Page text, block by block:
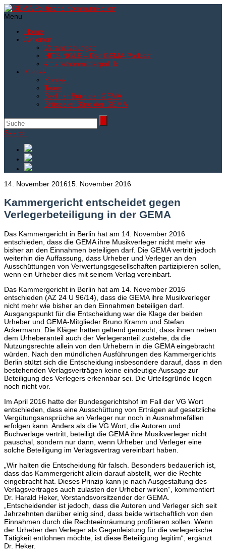
Menu
Home
Aktionen
Veranstaltungen
HITSINGLE – Der GEMA-Podcast
#marathonmitderpolitik
Kontakt
Kontakt
Team
Berliner Büro der GEMA
Brüsseler Büro der GEMA
Search
14. November 201615. November 2016
Kammergericht entscheidet gegen
Verlegerbeteiligung in der GEMA
Das Kammergericht in Berlin hat am 14. November 2016
entschieden, dass die GEMA ihre Musikverleger nicht mehr wie
bisher an den Einnahmen beteiligen darf. Die GEMA vertritt jedoch
weiterhin die Auffassung, dass Urheber und Verleger an den
Ausschüttungen von Verwertungsgesellschaften partizipieren sollen,
wenn ein Urheber dies mit seinem Verlag vereinbart.
Das Kammergericht in Berlin hat am 14. November 2016
entschieden (AZ 24 U 96/14), dass die GEMA ihre Musikverleger
nicht mehr wie bisher an den Einnahmen beteiligen darf.
Ausgangspunkt für die Entscheidung war die Klage der beiden
Urheber und GEMA-Mitglieder Bruno Kramm und Stefan
Ackermann. Die Kläger hatten geltend gemacht, dass ihnen neben
dem Urheberanteil auch der Verlegeranteil zustehe, da die
Nutzungsrechte allein von den Urhebern in die GEMA eingebracht
würden. Nach den mündlichen Ausführungen des Kammergerichts
Berlin stützt sich die Entscheidung insbesondere darauf, dass in den
bestehenden Verlagsverträgen keine eindeutige Aussage zur
Beteiligung des Verlegers erkennbar sei. Die Urteilsgründe liegen
noch nicht vor.
Im April 2016 hatte der Bundesgerichtshof im Fall der VG Wort
entschieden, dass eine Ausschüttung von Erträgen auf gesetzliche
Vergütungsansprüche an Verleger nur noch in Ausnahmefällen
erfolgen kann. Anders als die VG Wort, die Autoren und
Buchverlage vertritt, beteiligt die GEMA ihre Musikverleger nicht
pauschal, sondern nur dann, wenn Urheber und Verleger eine
solche Beteiligung im Verlagsvertrag vereinbart haben.
„Wir halten die Entscheidung für falsch. Besonders bedauerlich ist,
dass das Kammergericht allein darauf abstellt, wer die Rechte
eingebracht hat. Dieses Prinzip kann je nach Ausgestaltung des
Verlagsvertrages auch zulasten der Urheber wirken“, kommentiert
Dr. Harald Heker, Vorstandsvorsitzender der GEMA.
„Entscheidender ist jedoch, dass die Autoren und Verleger sich seit
Jahrzehnten darüber einig sind, dass beide wirtschaftlich von den
Einnahmen durch die Rechteeinräumung profitieren sollen. Wenn
der Urheber den Verleger als Gegenleistung für die verlegerische
Tätigkeit entlohnen möchte, ist diese Beteiligung legitim“, ergänzt
Dr. Heker.